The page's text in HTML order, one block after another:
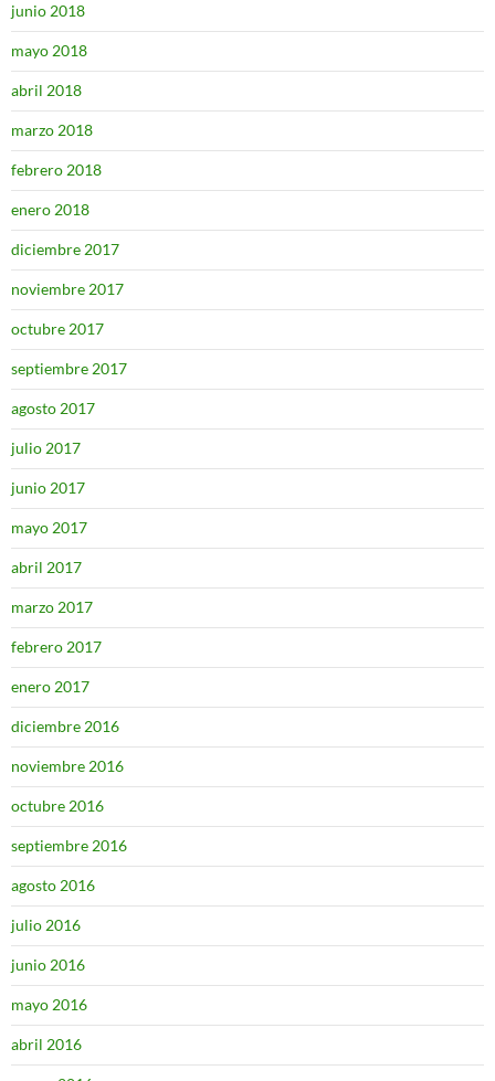
junio 2018
mayo 2018
abril 2018
marzo 2018
febrero 2018
enero 2018
diciembre 2017
noviembre 2017
octubre 2017
septiembre 2017
agosto 2017
julio 2017
junio 2017
mayo 2017
abril 2017
marzo 2017
febrero 2017
enero 2017
diciembre 2016
noviembre 2016
octubre 2016
septiembre 2016
agosto 2016
julio 2016
junio 2016
mayo 2016
abril 2016